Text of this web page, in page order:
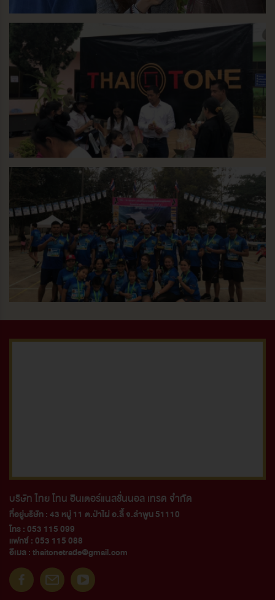
บริษัท ไทย โทน อินเตอร์แนลชั่นนอล เทรด จำกัด
ที่อยู่บริษัท : 43 หมู่ 11 ต.ป่าไผ่ อ.ลี้ จ.ลำพูน 51110
โทร :053 115 099
แฟกซ์ :053 115 088
อีเมล :thaitonetrade@gmail.com